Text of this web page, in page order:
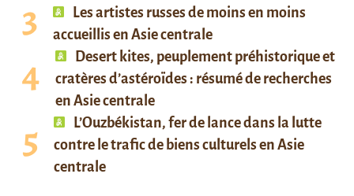
Les artistes russes de moins en moins
accueillis en Asie centrale
Desert kites, peuplement préhistorique et
cratères d’astéroïdes : résumé de recherches
en Asie centrale
L’Ouzbékistan, fer de lance dans la lutte
contre le trafic de biens culturels en Asie
centrale